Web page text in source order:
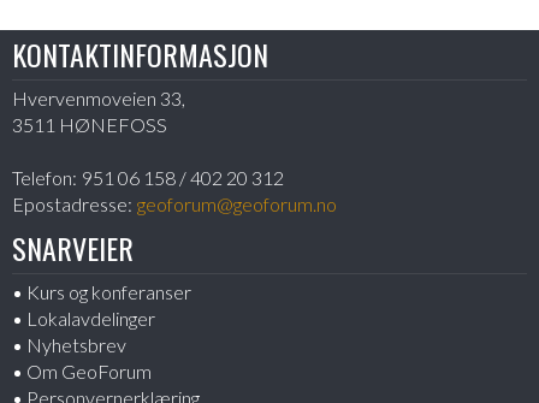
KONTAKTINFORMASJON
Hvervenmoveien 33,
3511 HØNEFOSS
Telefon: 951 06 158 / 402 20 312
Epostadresse: geoforum@geoforum.no
SNARVEIER
Kurs og konferanser
Lokalavdelinger
Nyhetsbrev
Om GeoForum
Personvernerklæring